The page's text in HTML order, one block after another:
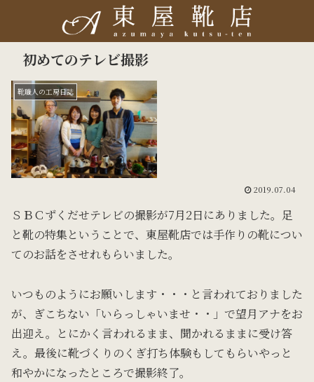
初めてのテレビ撮影
靴職人の工房日誌
2019.07.04
ＳＢＣずくだせテレビの撮影が7月2日にありました。足
と靴の特集ということで、東屋靴店では手作りの靴につい
てのお話をさせれもらいました。
いつものようにお願いします・・・と言われておりました
が、ぎこちない「いらっしゃいませ・・」で望月アナをお
出迎え。とにかく言われるまま、聞かれるままに受け答
え。最後に靴づくりのくぎ打ち体験もしてもらいやっと
和やかになったところで撮影終了。